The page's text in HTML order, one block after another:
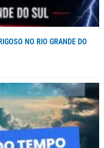
NO RIO GRANDE DO